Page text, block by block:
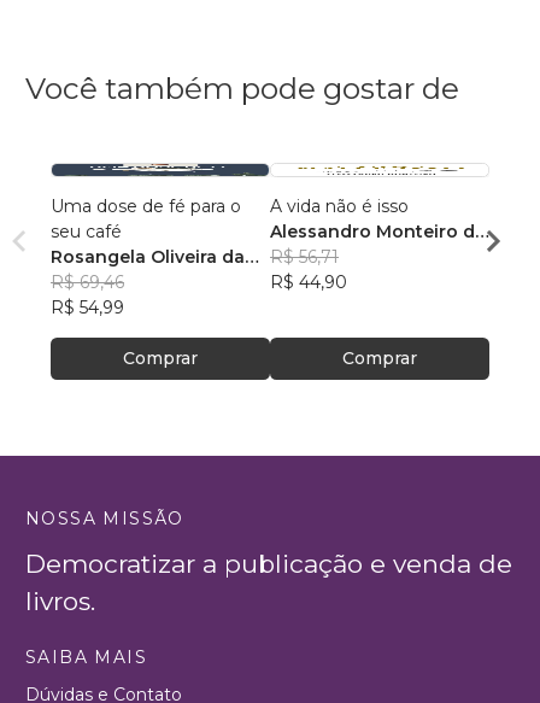
Você também pode gostar de
Uma dose de fé para o
seu café
Rosangela Oliveira da
Silva
R$ 69,46
R$ 54,99
Comprar
A vida não é isso
Alessandro Monteiro de
Menezes
R$ 56,71
R$ 44,90
Comprar
R$
NOSSA MISSÃO
Democratizar a publicação e venda de
livros.
SAIBA MAIS
Dúvidas e Contato